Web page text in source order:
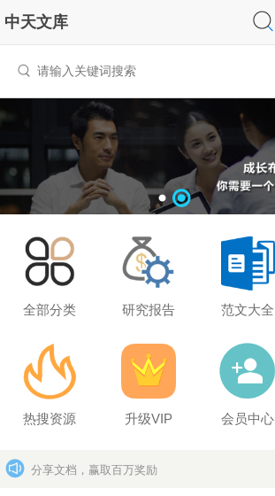
中天文库
全部分类 研究报告 范文大全
热搜资源 升级VIP 会员中心
分享文档，赢取百万奖励